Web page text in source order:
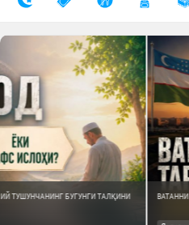
ВАТАННИ ТАРК ЭТИШ ҲИЖРАТМИ? ДИН НОМИДАН
Олдинги